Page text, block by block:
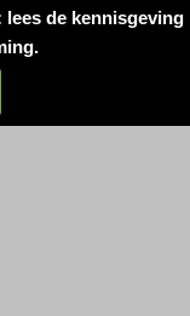
lees de kennisgeving